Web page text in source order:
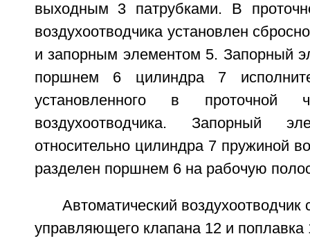
выходным 3 патрубками. В
воздухоотводчика установлен
и запорным элементом 5. Запорный
поршнем 6 цилиндра 7
установленного в проточной
воздухоотводчика. Запорный
относительно цилиндра 7 пружиной
разделен поршнем 6 на рабочую
Автоматический
управляющего клапана 12 и поплавка